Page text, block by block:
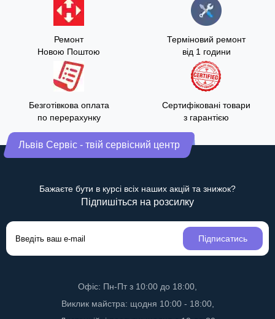
Ремонт
Новою Поштою
Терміновий ремонт
від 1 години
Безготівкова оплата
по перерахунку
Сертифіковані товари
з гарантією
Львів Сервіс - твій сервісний центр
Бажаєте бути в курсі всіх наших акцій та знижок?
Підпишіться на розсилку
Підписатись
Офіс: Пн-Пт з 10:00 до 18:00,
Виклик майстра: щодня 10:00 - 18:00,